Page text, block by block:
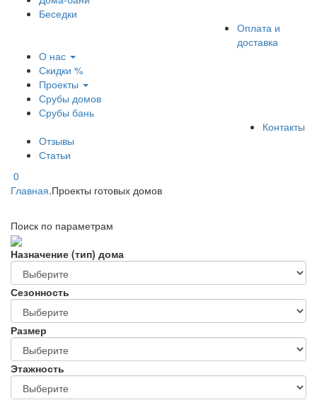
Беседки
Оплата и
доставка
О нас
Скидки %
Проекты
Срубы домов
Срубы бань
Контакты
Отзывы
Статьи
0
Главная.Проекты готовых домов
Поиск по параметрам
Назначение (тип) дома
Сезонность
Размер
Этажность